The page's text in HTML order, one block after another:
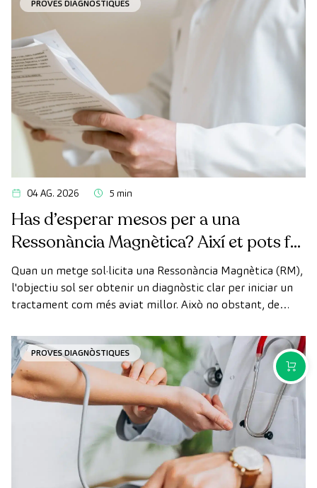
PROVES DIAGNÒSTIQUES
04 AG. 2026 5 min
Has d’esperar mesos per a una
Ressonància Magnètica? Així et pots fer
la prova de manera ràpida com a
pacient privat
Quan un metge sol·licita una Ressonància Magnètica (RM),
l'objectiu sol ser obtenir un diagnòstic clar per iniciar un
tractament com més aviat millor. Això no obstant, de
poden trigar més del desitjat.
PROVES DIAGNÒSTIQUES